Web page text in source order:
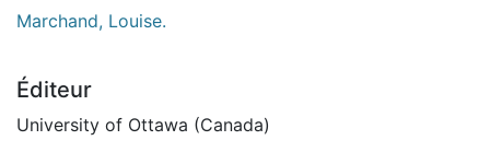
Marchand, Louise.
Éditeur
University of Ottawa (Canada)